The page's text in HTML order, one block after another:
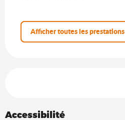
Afficher toutes les prestations
Accessibilité